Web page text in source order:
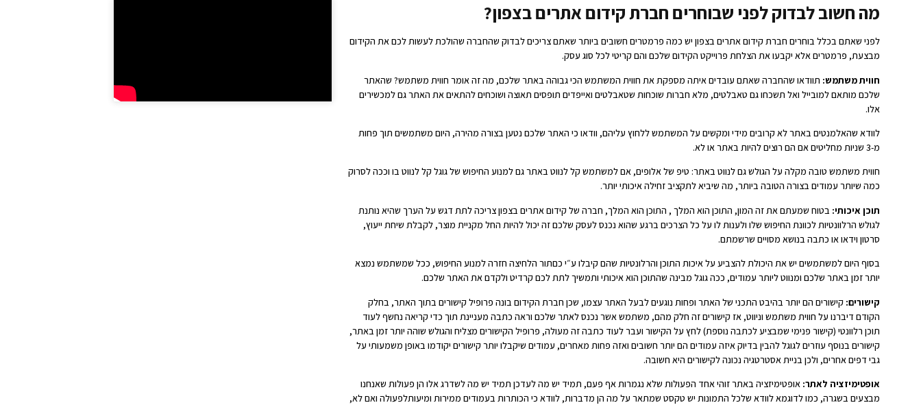
מה חשוב לבדוק לפני שבוחרים חברת קידום אתרים בצפון?
לפני שאתם בכלל בוחרים חברת קידום אתרים בצפון יש כמה פרמטרים חשובים ביותר שאתם צריכים לבדוק שהחברה שהולכת לעשות לכם את הקידום
מבצעת, פרמטרים אלא יקבעו את הצלחת פרוייקט הקידום שלכם והם קריטי לכל סוג עסק.
חווית משתמש: תוודאו שהחברה שאתם עובדים איתה מספקת את חווית המשתמש הכי גבוהה באתר שלכם, מה זה אומר חווית משתמש? שהאתר
שלכם מותאם למובייל ואל תשכחו גם טאבלטים, מלא חברות שוכחות שטאבלטים ואייפדים תופסים תאוצה ושוכחים להתאים את האתר גם למכשירים
אלו.
לוודא שהאלמנטים באתר לא קרובים מידי ומקשים על המשתמש ללחוץ עליהם, וודאו כי האתר שלכם נטען בצורה מהירה, היום משתמשים תוך פחות
מ-3 שניות מחליטים אם הם רוצים להיות באתר או לא.
חווית משתמש טובה מקלה על הגולש גם לנווט באתר: טיפ של אלופים, אם למשתמש קל לנווט באתר גם למנוע החיפוש של גוגל קל לנווט בו וככה לסרוק
כמה שיותר עמודים בצורה הטובה ביותר, מה שיביא לתקציב זחילה איכותי יותר.
תוכן איכותי: בטוח שמעתם את זה המון, התוכן הוא המלך , התוכן הוא המלך, חברה של קידום אתרים בצפון צריכה לתת דגש על הערך שהיא נותנת
לגולש הרלוונטיות לכוונת החיפוש שלו ולענות לו על כל הצרכים ברגע שהוא נכנס לעסק שלכם זה יכול להיות החל מקניית מוצר, לקבלת שיחת ייעוץ,
סרטון וידאו או כתבה בנושא מסויים שרשמתם.
בסוף היום למשתמשים יש את היכולת להצביע על איכות התוכן והרלונטיות שהם קיבלו ע״י כםתור הלחיצה חזרה למנוע החיפוש, ככל שמשתמש נמצא
יותר זמן באתר שלכם ומנווט ליותר עמודים, ככה גוגל מבינה שהתוכן הוא איכותי ותמשיך לתת לכם קרדיט ולקדם את האתר שלכם.
קישורים: קישורים הם יותר בהיבט התכני של האתר ופחות נוגעים לבעל האתר עצמו, שכן חברת הקידום בונה פרופיל קישורים בתוך האתר, בחלק
הקודם דיברנו על חווית משתמש וניווט, אז קישורים זה חלק מהם, משתמש אשר נכנס לאתר שלכם וראה כתבה מעניינת תוך כדי קריאה נחשף לעוד
תוכן רלוונטי (קישור פנימי שמבציע לכתבה נוספת) לחץ על הקישור ועבר לעוד כתבה זה מעולה, פרופיל הקישורים מצליח והגולש שוהה יותר זמן באתר,
קישורים בנוסף עוזרים לגוגל להבין בדיוק איזה עמודים הם יותר חשובים ואזה פחות מאחרים, עמודים שיקבלו יותר קישורים יקודמו באופן משמעותי על
גבי דפים אחרים, ולכן בניית אסטרטגיה נכונה לקישורים היא חשובה.
אופטימיזציה לאתר: אופטימיזציה באתר זוהי אחד הפעולות שלא נגמרות אף פעם, תמיד יש מה לעדכן תמיד יש מה לשדרג אלו הן פעולות שאנחנו
מבצעים בשגרה, כמו לדוגמא לוודא שלכל התמונות יש טקסט שמתאר על מה הן מדברות, לוודא כי הכותרות בעמודים ממירות ומיעותלפעולה ואם לא,